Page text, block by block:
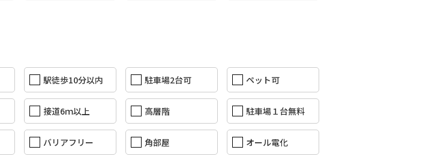
駅徒歩10分以内 駐車場2台可 ペット可
接道6ｍ以上 高層階 駐車場１台無料
バリアフリー 角部屋 オール電化